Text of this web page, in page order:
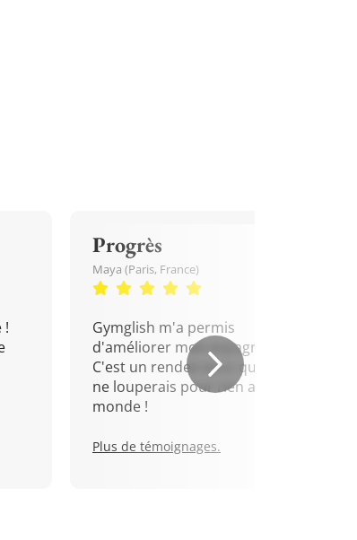
!
Progrès
Maya (Paris, France)
Gymglish m'a permis
d'améliorer mon espagnol.
C'est un rendez-vous que je
ne louperais pour rien au
monde !
Plus de témoignages.